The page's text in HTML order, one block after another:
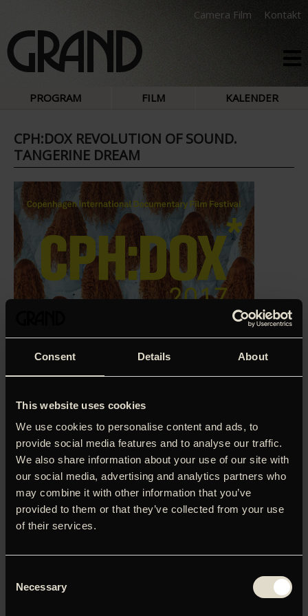
Consent Details About
This website uses cookies
We use cookies to personalise content and ads, to
provide social media features and to analyse our traffic.
We also share information about your use of our site with
our social media, advertising and analytics partners who
may combine it with other information that you’ve
provided to them or that they’ve collected from your use
of their services.
Selection
Necessary
Camera Film Kontakt
PROGRAM FILM KALENDER
CPH:DOX REVOLUTION OF SOUND.
TANGERINE DREAM
Musik existiert nicht,’ fortæller Edgar Froese, der mente,
og bølger. Med en på alle måder astronomisk vision om at
ville udvide menneskets forståelse for både lyd og dets